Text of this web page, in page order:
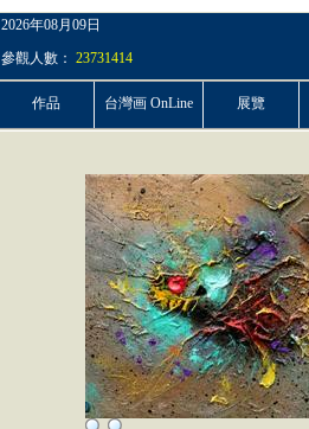
2026年08月09日
參觀人數： 23731414
作品 台灣画 OnLine 展覽